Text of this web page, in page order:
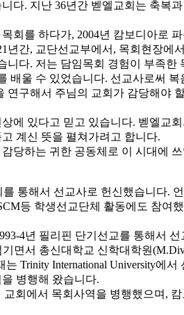
다. 지난 36년간 벧엘교회는 축복
를 하다가, 2004년 캄보디아로
간, 교단선교부에서, 목회현장에
다. 저는 담임목회 경험이 부족한
울 수 있었습니다. 선교사로써
구해서 주님의 교회가 감당해야
있다고 믿고 있습니다. 벧엘교
계신 뜻을 펼쳐가려고 합니다.
당하는 귀한 공동체로 이 시대에
통해서 선교사로 헌신했습니다.
등 학생선교단체 활동에도 참여
4년 필리핀 단기선교를 통해서
면서 총신대학교 신학대학원
Trinity International University에
병행해 왔습니다.
회에서 목회사역을 병행했으며,